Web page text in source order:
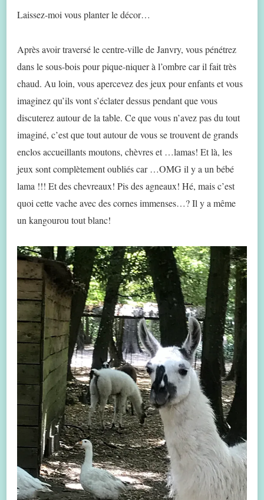
Laissez-moi vous planter le décor…
Après avoir traversé le centre-ville de Janvry, vous pénétrez
dans le sous-bois pour pique-niquer à l’ombre car il fait très
chaud. Au loin, vous apercevez des jeux pour enfants et vous
imaginez qu’ils vont s’éclater dessus pendant que vous
discuterez autour de la table. Ce que vous n’avez pas du tout
imaginé, c’est que tout autour de vous se trouvent de grands
enclos accueillants moutons, chèvres et …lamas! Et là, les
jeux sont complètement oubliés car …OMG il y a un bébé
lama !!! Et des chevreaux! Pis des agneaux! Hé, mais c’est
quoi cette vache avec des cornes immenses…? Il y a même
un kangourou tout blanc!